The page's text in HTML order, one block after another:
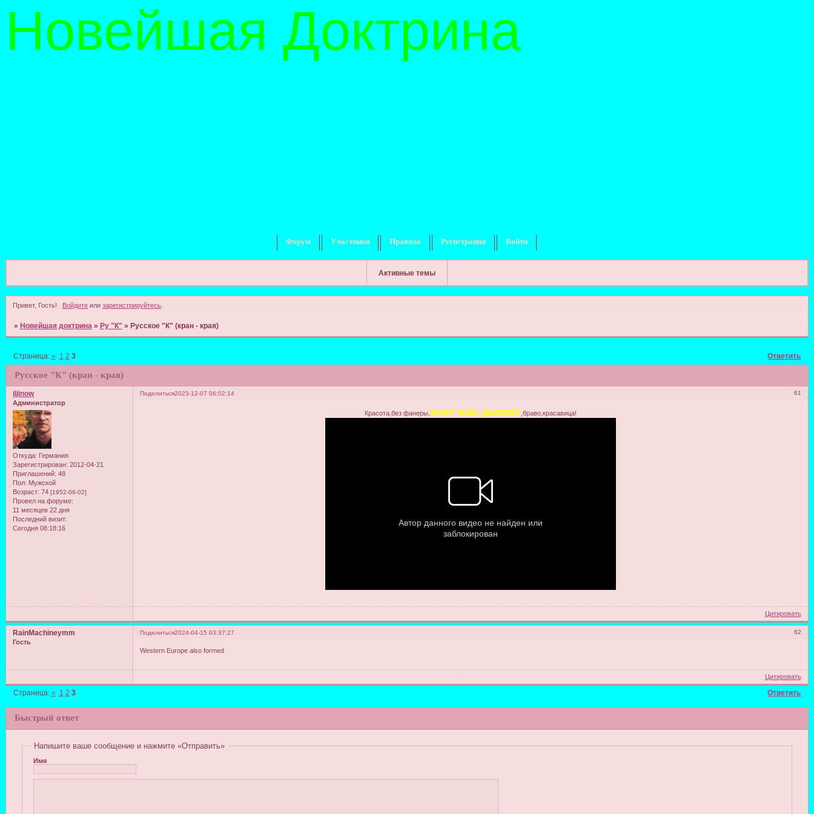
Новейшая Доктрина
Форум Участники Правила Регистрация Войти
Активные темы
Привет, Гость! Войдитеили зарегистрируйтесь.
» Новейшая доктрина » Ру "К" » Русское "К" (кран - края)
Русское "К" (кран - края)
Страница: « 1 2 3 Ответить
Поделиться 61
2023-12-07 06:02:14
iljinow
Администратор
Откуда: Германия
Зарегистрирован: 2012-04-21
Приглашений: 48
Пол: Мужской
Возраст: 74[1952-06-02]
Провел на форуме:
11 месяцев 22 дня
Последний визит:
Сегодня 08:18:16
Красота,без фанеры, поет как дышит ,браво,красавица!
Цитировать
Поделиться 62
2024-04-15 03:37:27
RainMachineymm
Гость
Western Europe also formed
Цитировать
Ответить
Страница: « 1 2 3
Быстрый ответ
Напишите ваше сообщение и нажмите «Отправить»
Имя